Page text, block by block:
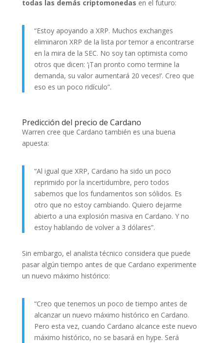
todas las demás criptomonedas en el futuro:
“Estoy apoyando a XRP. Muchos exchanges
eliminaron XRP de la lista por temor a encontrarse
en la mira de la SEC. No soy tan optimista como
otros que dicen: ‘¡Tan pronto como termine la
demanda, su valor aumentará 20 veces!’. Creo que
eso es un poco ridículo”.
Predicción del precio de Cardano
Warren cree que Cardano también es una buena
apuesta:
“Al igual que XRP, Cardano ha sido un poco
reprimido por la incertidumbre, pero todos
sabemos que los fundamentos son sólidos. Es
otro que no estoy cambiando. Quiero dejarme
abierto a una explosión masiva en Cardano. Y no
estoy hablando de volver a 3 dólares”.
Sin embargo, el analista técnico considera que puede
pasar algún tiempo antes de que Cardano experimente
un nuevo máximo histórico:
“Creo que tenemos un poco de tiempo antes de
alcanzar un nuevo máximo histórico en Cardano.
Pero esta vez, cuando Cardano alcance este nuevo
máximo histórico, no se basará en hype. Será